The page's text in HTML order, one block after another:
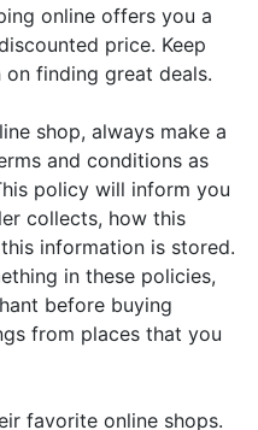
online offers you a
price. Keep
finding great deals.
shop, always make a
and conditions as
policy will inform you
collects, how this
information is stored.
in these policies,
before buying
from places that you
favorite online shops.